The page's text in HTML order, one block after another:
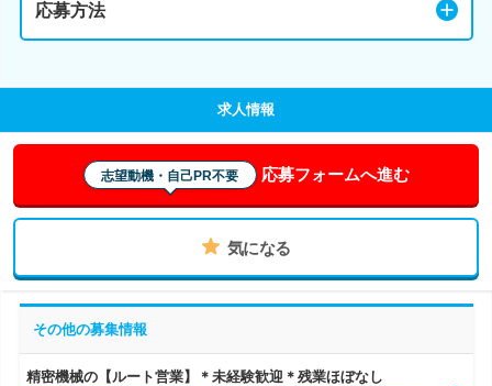
応募方法
求人情報
志望動機・自己PR不要 応募フォームへ進む
気になる
その他の募集情報
精密機械の【ルート営業】＊未経験歓迎＊残業ほぼなし